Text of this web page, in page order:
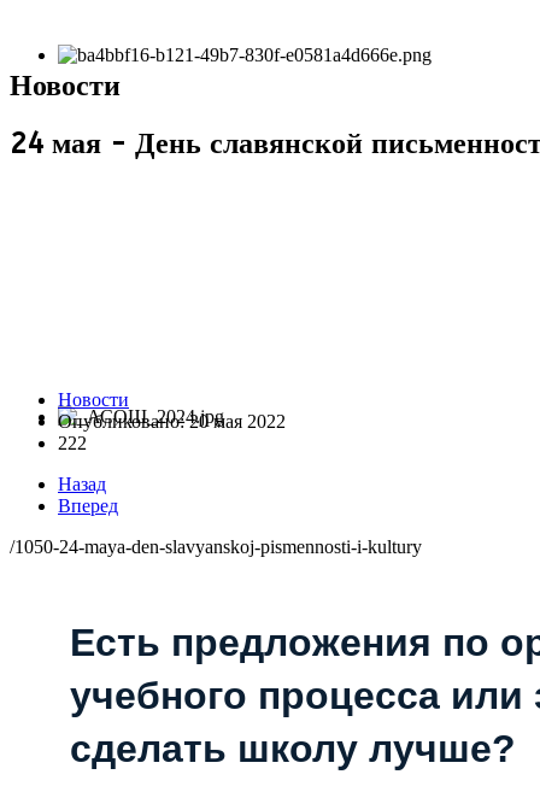
Новости
24 мая - День славянской
Новости
Опубликовано: 20 мая 2022
222
Назад
Вперед
/1050-24-maya-den-slavyanskoj-pismennosti-i-kultury
Есть предложения по
учебного процесса или
сделать школу лучше?